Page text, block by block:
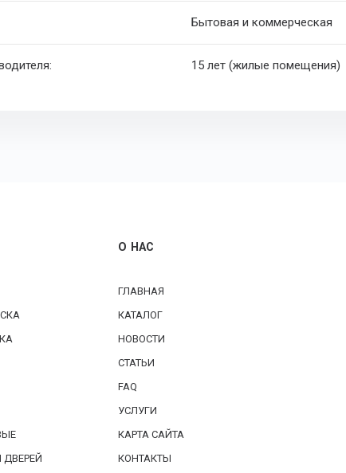
Бытовая и коммерческая
15 лет (жилые помещения)
ДВЕРЕЙ
О НАС
ГЛАВНАЯ
КАТАЛОГ
НОВОСТИ
СТАТЬИ
FAQ
УСЛУГИ
КАРТА САЙТА
КОНТАКТЫ